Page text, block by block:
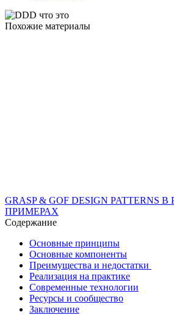
Похожие материалы
GRASP & GOF DESIGN PATTERNS
ПРИМЕРАХ
Содержание
Основные принципы
Основные компоненты
Преимущества и недостатки
Реализация на практике
Современные технологии
Ресурсы и сообщество
Заключение